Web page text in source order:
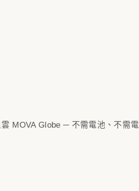
MOVA Globe ─ 不需電池、不需電